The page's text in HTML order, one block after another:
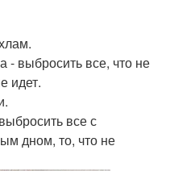
- выбросить все, что не
идет.
все с
дном, то, что не